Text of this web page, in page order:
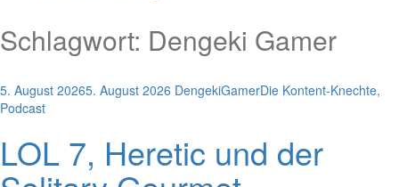
Schlagwort: Dengeki Gamer
5. August 20265. August 2026 DengekiGamerDie Kontent-Knechte,
Podcast
LOL 7, Heretic und der